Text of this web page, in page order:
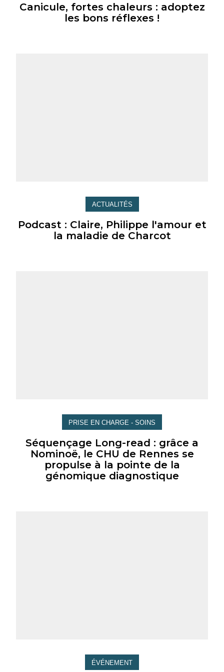
Canicule, fortes chaleurs : adoptez
les bons réflexes !
ACTUALITÉS
Podcast : Claire, Philippe l'amour et
la maladie de Charcot
PRISE EN CHARGE - SOINS
Séquençage Long-read : grâce a
Nominoë, le CHU de Rennes se
propulse à la pointe de la
génomique diagnostique
ÉVÉNEMENT